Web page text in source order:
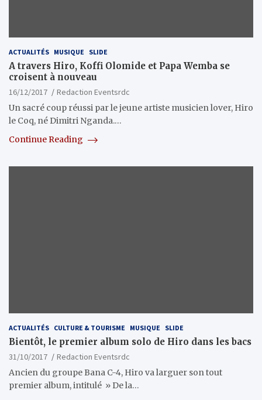
ACTUALITÉS MUSIQUE SLIDE
A travers Hiro, Koffi Olomide et Papa Wemba se
croisent à nouveau
16/12/2017
Redaction Eventsrdc
Un sacré coup réussi par le jeune artiste musicien lover, Hiro
le Coq, né Dimitri Nganda.…
Continue Reading
ACTUALITÉS CULTURE & TOURISME MUSIQUE SLIDE
Bientôt, le premier album solo de Hiro dans les bacs
31/10/2017
Redaction Eventsrdc
Ancien du groupe Bana C-4, Hiro va larguer son tout
premier album, intitulé » De la…